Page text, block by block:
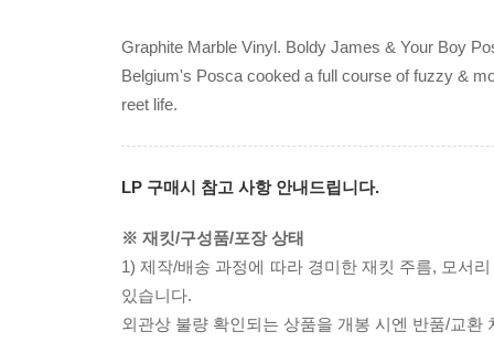
Graphite Marble Vinyl. Boldy James & Your Boy
Belgium's Posca cooked a full course of fuzzy &
reet life.
LP 구매시 참고 사항 안내드립니다.
※ 재킷/구성품/포장 상태
1) 제작/배송 과정에 따라 경미한 재킷 주름, 모서
있습니다.
외관상 불량 확인되는 상품을 개봉 시엔 반품/교환